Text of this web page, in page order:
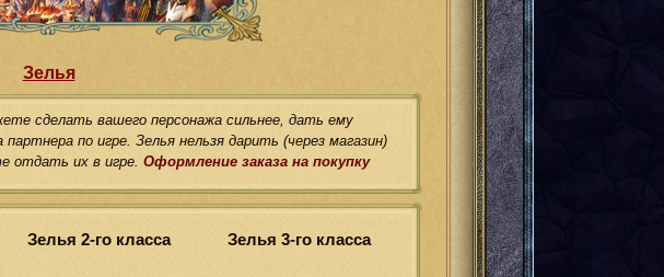
Зелья
сделать вашего персонажа сильнее, дать ему
по игре. Зелья нельзя дарить (через магазин)
отдать их в игре. Оформление заказа на покупку
Зелья 2-го класса Зелья 3-го класса